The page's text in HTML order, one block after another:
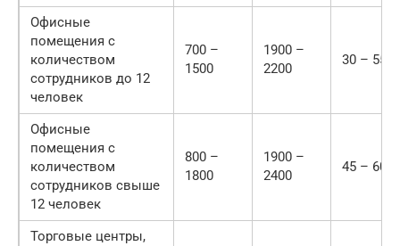
Офисные
помещения с
количеством
сотрудников до 12
человек
700 –
1500
1900 –
2200
30 – 55
Офисные
помещения с
количеством
сотрудников свыше
12 человек
800 –
1800
1900 –
2400
45 – 60
Торговые центры,